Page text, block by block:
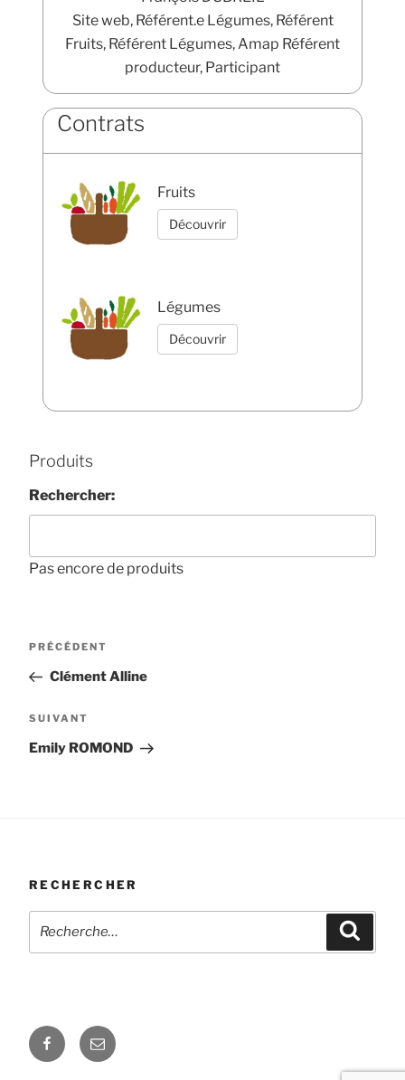
Site web, Référent.e Légumes, Référent
Fruits, Référent Légumes, Amap Référent
producteur, Participant
Contrats
Fruits
Découvrir
Légumes
Découvrir
Produits
Rechercher:
Pas encore de produits
Navigation
l’article
Article
précédent
PRÉCÉDENT
Clément Alline
Article
suivant
SUIVANT
Emily ROMOND
RECHERCHER
Recherche
Facebook
E-
mail